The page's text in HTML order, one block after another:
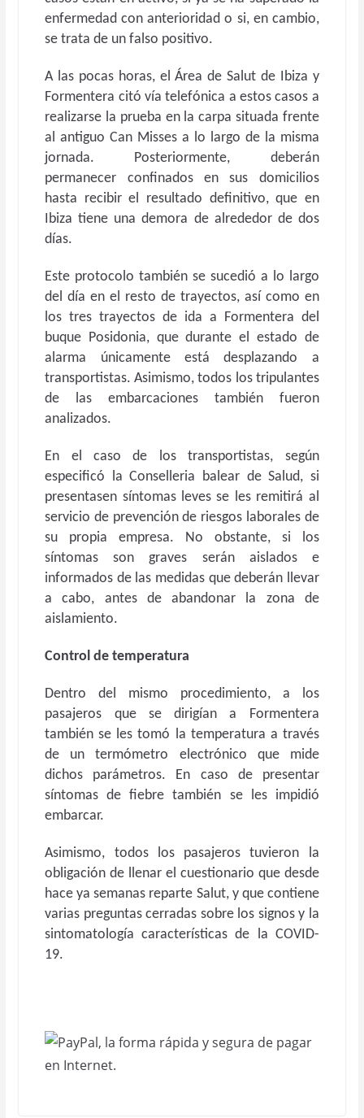
enfermedad con anterioridad o si, en cambio,
se trata de un falso positivo.
A las pocas horas, el Área de Salut de Ibiza y
Formentera citó vía telefónica a estos casos a
realizarse la prueba en la carpa situada frente
al antiguo Can Misses a lo largo de la misma
jornada. Posteriormente, deberán
permanecer confinados en sus domicilios
hasta recibir el resultado definitivo, que en
Ibiza tiene una demora de alrededor de dos
días.
Este protocolo también se sucedió a lo largo
del día en el resto de trayectos, así como en
los tres trayectos de ida a Formentera del
buque Posidonia, que durante el estado de
alarma únicamente está desplazando a
transportistas. Asimismo, todos los tripulantes
de las embarcaciones también fueron
analizados.
En el caso de los transportistas, según
especificó la Conselleria balear de Salud, si
presentasen síntomas leves se les remitirá al
servicio de prevención de riesgos laborales de
su propia empresa. No obstante, si los
síntomas son graves serán aislados e
informados de las medidas que deberán llevar
a cabo, antes de abandonar la zona de
aislamiento.
Control de temperatura
Dentro del mismo procedimiento, a los
pasajeros que se dirigían a Formentera
también se les tomó la temperatura a través
de un termómetro electrónico que mide
dichos parámetros. En caso de presentar
síntomas de fiebre también se les impidió
embarcar.
Asimismo, todos los pasajeros tuvieron la
obligación de llenar el cuestionario que desde
hace ya semanas reparte Salut, y que contiene
varias preguntas cerradas sobre los signos y la
sintomatología características de la COVID-
19.